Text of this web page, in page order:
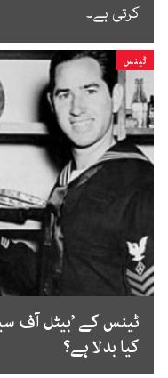
کرتی ہے۔
ٹینس
کیا بدلا ہے؟